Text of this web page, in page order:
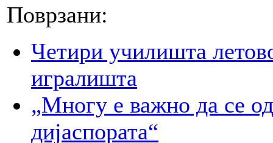
Поврзани:
Четири училишта
игралишта
„Многу е важно да се
дијаспората“